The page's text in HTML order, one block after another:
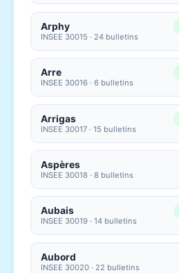
Arphy
INSEE 30015 · 24 bulletins
Arre
INSEE 30016 · 6 bulletins
Arrigas
INSEE 30017 · 15 bulletins
Aspères
INSEE 30018 · 8 bulletins
Aubais
INSEE 30019 · 14 bulletins
Aubord
INSEE 30020 · 22 bulletins